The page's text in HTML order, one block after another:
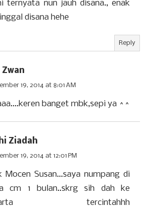
ternyata nun jauh disana., enak
disana hehe
Reply
Zwan
19, 2014 at 8:01 AM
banget mbk,sepi ya ^^
Ziadah
19, 2014 at 12:01 PM
Mocen Susan...saya numpang di
cm 1 bulan..skrg sih dah ke
tercintahhh